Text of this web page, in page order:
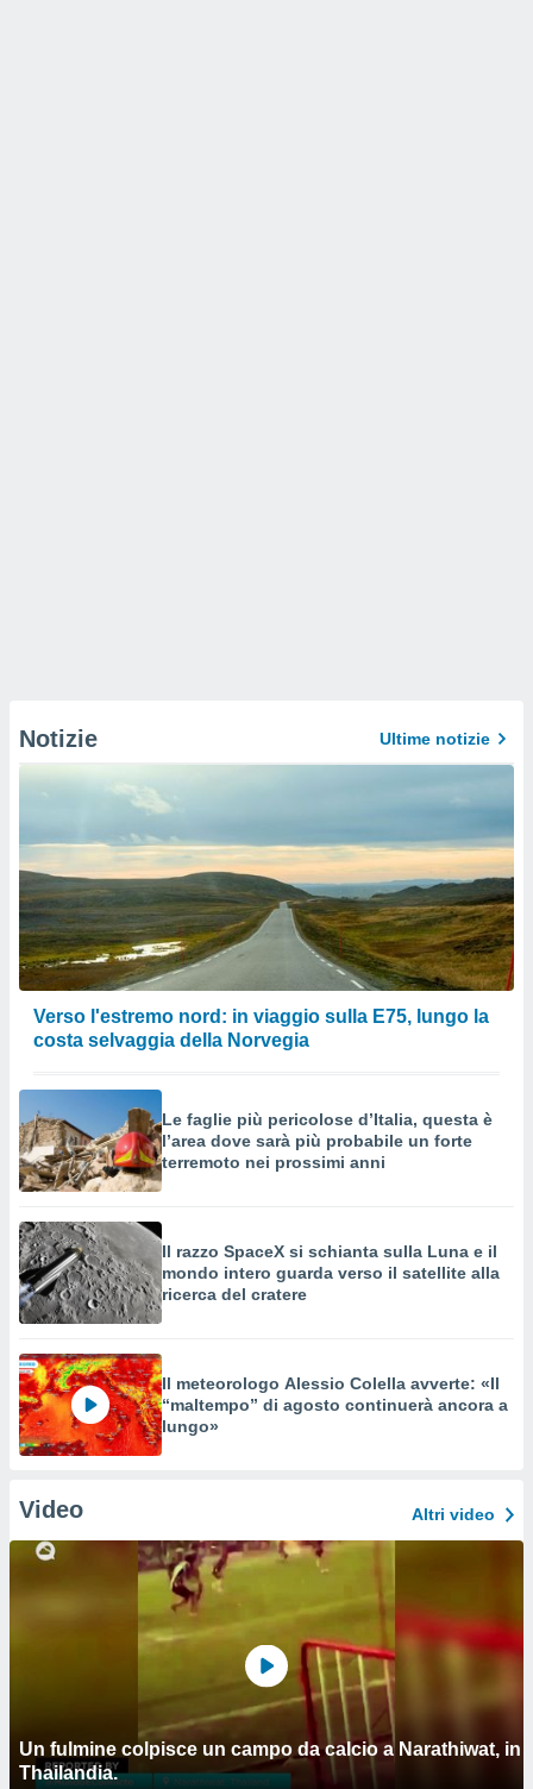
Notizie Ultime notizie
Verso l'estremo nord: in viaggio sulla E75, lungo la
costa selvaggia della Norvegia
Le faglie più pericolose d’Italia, questa è
l’area dove sarà più probabile un forte
terremoto nei prossimi anni
Il razzo SpaceX si schianta sulla Luna e il
mondo intero guarda verso il satellite alla
ricerca del cratere
Il meteorologo Alessio Colella avverte: «Il
“maltempo” di agosto continuerà ancora a
lungo»
Video Altri video
Un fulmine colpisce un campo da calcio a Narathiwat, in
Thailandia.